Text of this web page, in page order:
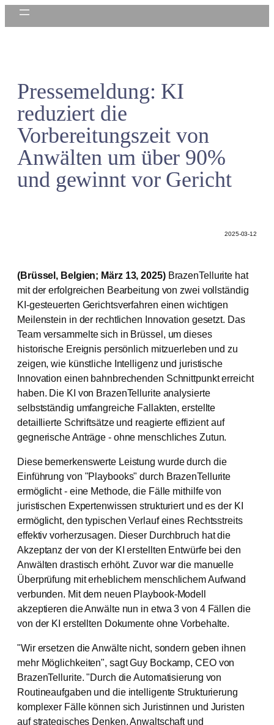
Zum
Inhalt
Pressemeldung: KI
reduziert die
Vorbereitungszeit von
Anwälten um über 90%
und gewinnt vor Gericht
2025-03-12
(Brüssel, Belgien; März 13, 2025) BrazenTellurite hat
mit der erfolgreichen Bearbeitung von zwei vollständig
KI-gesteuerten Gerichtsverfahren einen wichtigen
Meilenstein in der rechtlichen Innovation gesetzt. Das
Team versammelte sich in Brüssel, um dieses
historische Ereignis persönlich mitzuerleben und zu
zeigen, wie künstliche Intelligenz und juristische
Innovation einen bahnbrechenden Schnittpunkt erreicht
haben. Die KI von BrazenTellurite analysierte
selbstständig umfangreiche Fallakten, erstellte
detaillierte Schriftsätze und reagierte effizient auf
gegnerische Anträge - ohne menschliches Zutun.
Diese bemerkenswerte Leistung wurde durch die
Einführung von "Playbooks" durch BrazenTellurite
ermöglicht - eine Methode, die Fälle mithilfe von
juristischen Expertenwissen strukturiert und es der KI
ermöglicht, den typischen Verlauf eines Rechtsstreits
effektiv vorherzusagen. Dieser Durchbruch hat die
Akzeptanz der von der KI erstellten Entwürfe bei den
Anwälten drastisch erhöht. Zuvor war die manuelle
Überprüfung mit erheblichem menschlichem Aufwand
verbunden. Mit dem neuen Playbook-Modell
akzeptieren die Anwälte nun in etwa 3 von 4 Fällen die
von der KI erstellten Dokumente ohne Vorbehalte.
"Wir ersetzen die Anwälte nicht, sondern geben ihnen
mehr Möglichkeiten", sagt Guy Bockamp, CEO von
BrazenTellurite. "Durch die Automatisierung von
Routineaufgaben und die intelligente Strukturierung
komplexer Fälle können sich Juristinnen und Juristen
auf strategisches Denken, Anwaltschaft und